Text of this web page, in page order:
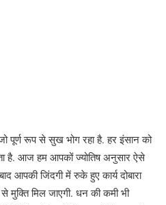
पूर्ण रूप से सुख भोग रहा है. हर इंसान को
है. आज हम आपकों ज्योतिष अनुसार ऐसे
आपकी जिंदगी में रुके हुए कार्य दोबारा
मिल जाएगी. धन की कमी भी